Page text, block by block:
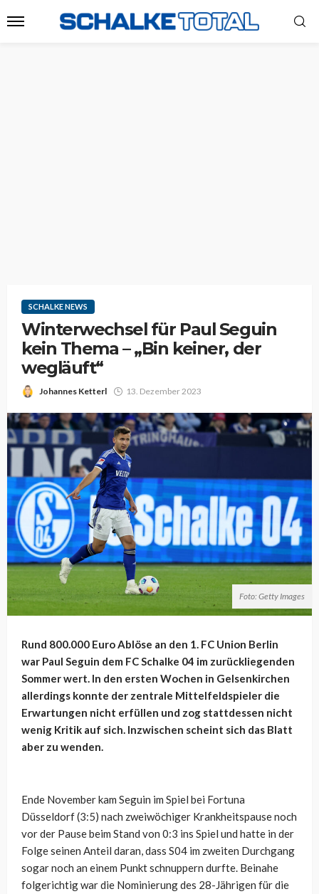
SCHALKE NEWS
Winterwechsel für Paul Seguin
kein Thema – „Bin keiner, der
wegläuft“
Johannes Ketterl 13. Dezember 2023
Foto: Getty Images
Rund 800.000 Euro Ablöse an den 1. FC Union Berlin
war Paul Seguin dem FC Schalke 04 im zurückliegenden
Sommer wert. In den ersten Wochen in Gelsenkirchen
allerdings konnte der zentrale Mittelfeldspieler die
Erwartungen nicht erfüllen und zog stattdessen nicht
wenig Kritik auf sich. Inzwischen scheint sich das Blatt
aber zu wenden.
Ende November kam Seguin im Spiel bei Fortuna
Düsseldorf (3:5) nach zweiwöchiger Krankheitspause noch
vor der Pause beim Stand von 0:3 ins Spiel und hatte in der
Folge seinen Anteil daran, dass S04 im zweiten Durchgang
sogar noch an einem Punkt schnuppern durfte. Beinahe
folgerichtig war die Nominierung des 28-Jährigen für die